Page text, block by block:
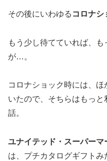
その後にいわゆる コロナシ
もう少し待てていれば、
が…。
コロナショック時には、
いたので、そちらはもっ
話。
ユナイテッド・スーパー
は、プチカタログギフト